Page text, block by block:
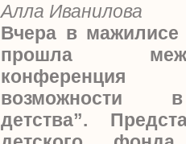
Алла Иванилова
Вчера в мажилисе
прошла
конференция
возможности
детства”.